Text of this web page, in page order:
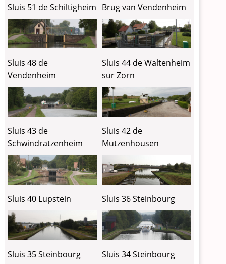
Sluis 51 de Schiltigheim Brug van Vendenheim
Sluis 48 de
Vendenheim
Sluis 44 de Waltenheim
sur Zorn
Sluis 43 de
Schwindratzenheim
Sluis 42 de
Mutzenhousen
Sluis 40 Lupstein Sluis 36 Steinbourg
Sluis 35 Steinbourg Sluis 34 Steinbourg